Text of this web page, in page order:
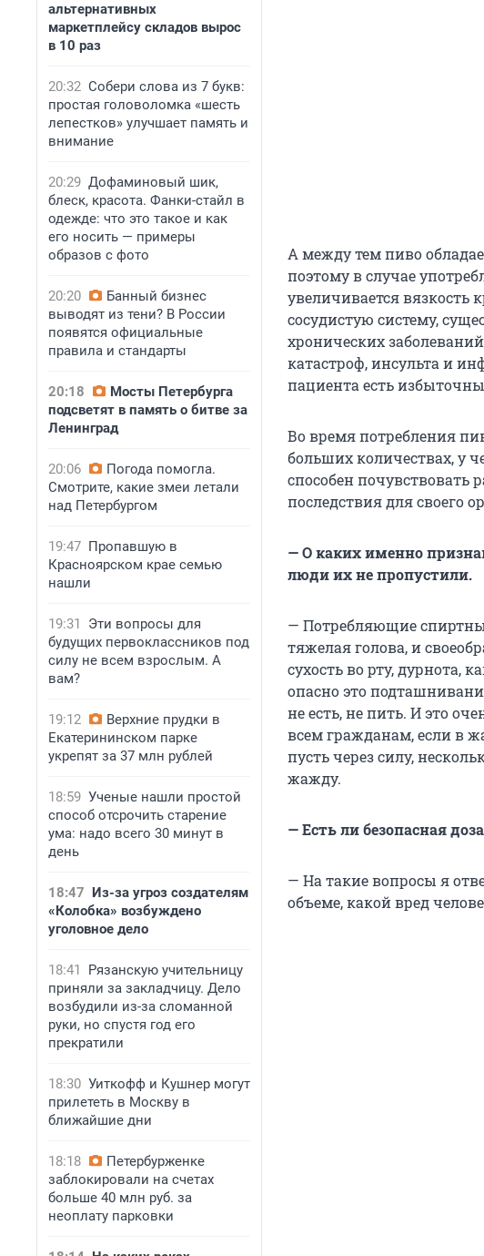
альтернативных
маркетплейсу складов вырос
в 10 раз
20:32 Собери слова из 7 букв:
простая головоломка «шесть
лепестков» улучшает память и
внимание
20:29 Дофаминовый шик,
блеск, красота. Фанки-стайл в
одежде: что это такое и как
его носить — примеры
образов с фото
20:20
Банный бизнес
выводят из тени? В России
появятся официальные
правила и стандарты
20:18
Мосты Петербурга
подсветят в память о битве за
Ленинград
20:06
Погода помогла.
Смотрите, какие змеи летали
над Петербургом
19:47 Пропавшую в
Красноярском крае семью
нашли
19:31
Эти вопросы для
будущих первоклассников под
силу не всем взрослым. А
вам?
19:12
Верхние прудки в
Екатерининском парке
укрепят за 37 млн рублей
18:59 Ученые нашли простой
способ отсрочить старение
ума: надо всего 30 минут в
день
18:47 Из-за угроз создателям
«Колобка» возбуждено
уголовное дело
18:41
Рязанскую учительницу
приняли за закладчицу. Дело
возбудили из-за сломанной
руки, но спустя год его
прекратили
18:30 Уиткофф и Кушнер могут
прилететь в Москву в
ближайшие дни
18:18
Петербурженке
заблокировали на счетах
больше 40 млн руб. за
неоплату парковки
А между тем пиво
поэтому в случае
увеличивается вязкость
сосудистую систему,
хронических
катастроф, инсульта и
пациента есть
Во время потребления
больших количествах, у
способен
последствия для своего
— О каких именно
люди их не пропустили.
— Потребляющие
тяжелая голова, и
сухость во рту, дурнота,
опасно это
не есть, не пить. И это
всем гражданам, если в
пусть через силу,
жажду.
— Есть ли безопасная
— На такие вопросы я
объеме, какой вред